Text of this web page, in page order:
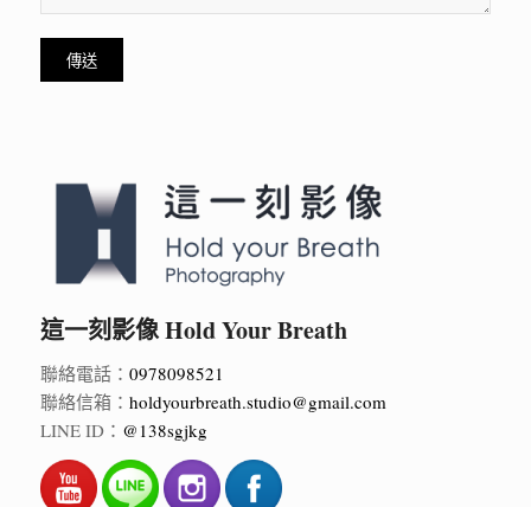
這一刻影像 Hold Your Breath
聯絡電話： 0978098521
聯絡信箱： holdyourbreath.studio@gmail.com
LINE ID： @138sgjkg